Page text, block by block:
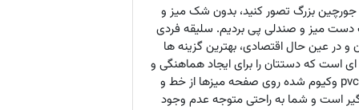
جورچین بزرگ تصور کنید، بدون شک میز و
دست میز و صندلی پی بردیم. سلیقه فردی
عین حال اقتصادی، بهترین گزینه ها
است که دستتان را برای ایجاد هماهنگی و
چیدن جورچینتان باز می گذارد و میزهای هامون همگی بر اساس چنین استانداردی طراحی و تولید شده اند. همچنین روکش pvc وکیوم شده روی صفحه میزها از خط و
است و شما به راحتی متوجه عدم وجود